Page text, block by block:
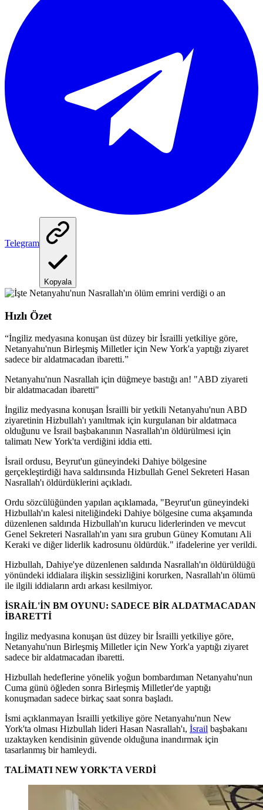
Telegram
Kopyala
Hızlı Özet
“İngiliz medyasına konuşan üst düzey bir İsrailli yetkiliye göre,
Netanyahu'nun Birleşmiş Milletler için New York'a yaptığı ziyaret
sadece bir aldatmacadan ibaretti.”
Netanyahu'nun Nasrallah için düğmeye bastığı an! "ABD ziyareti
bir aldatmacadan ibaretti"
İngiliz medyasına konuşan İsrailli bir yetkili Netanyahu'nun ABD
ziyaretinin Hizbullah'ı yanıltmak için kurgulanan bir aldatmaca
olduğunu ve İsrail başbakanının Nasrallah'ın öldürülmesi için
talimatı New York'ta verdiğini iddia etti.
İsrail ordusu, Beyrut'un güneyindeki Dahiye bölgesine
gerçekleştirdiği hava saldırısında Hizbullah Genel Sekreteri Hasan
Nasrallah'ı öldürdüklerini açıkladı.
Ordu sözcülüğünden yapılan açıklamada, "Beyrut'un güneyindeki
Hizbullah'ın kalesi niteliğindeki Dahiye bölgesine cuma akşamında
düzenlenen saldırıda Hizbullah'ın kurucu liderlerinden ve mevcut
Genel Sekreteri Nasrallah'ın yanı sıra grubun Güney Komutanı Ali
Keraki ve diğer liderlik kadrosunu öldürdük." ifadelerine yer verildi.
Hizbullah, Dahiye'ye düzenlenen saldırıda Nasrallah'ın öldürüldüğü
yönündeki iddialara ilişkin sessizliğini korurken, Nasrallah'ın ölümü
ile ilgili iddiaların ardı arkası kesilmiyor.
İSRAİL'İN BM OYUNU: SADECE BİR ALDATMACADAN
İBARETTİ
İngiliz medyasına konuşan üst düzey bir İsrailli yetkiliye göre,
Netanyahu'nun Birleşmiş Milletler için New York'a yaptığı ziyaret
sadece bir aldatmacadan ibaretti.
Hizbullah hedeflerine yönelik yoğun bombardıman Netanyahu'nun
Cuma günü öğleden sonra Birleşmiş Milletler'de yaptığı
konuşmadan sadece birkaç saat sonra başladı.
İsmi açıklanmayan İsrailli yetkiliye göre Netanyahu'nun New
York'ta olması Hizbullah lideri Hasan Nasrallah'ı, İsrail başbakanı
uzaktayken kendisinin güvende olduğuna inandırmak için
tasarlanmış bir hamleydi.
TALİMATI NEW YORK'TA VERDİ